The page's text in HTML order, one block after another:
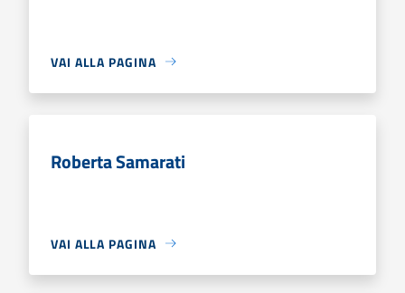
VAI ALLA PAGINA
Roberta Samarati
VAI ALLA PAGINA